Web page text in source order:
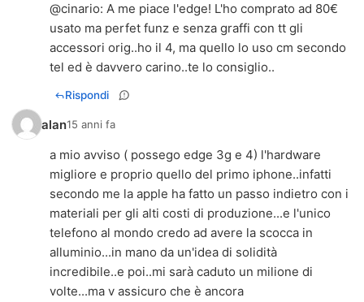
@cinario: A me piace l'edge! L'ho comprato ad 80€
usato ma perfet funz e senza graffi con tt gli
accessori orig..ho il 4, ma quello lo uso cm secondo
tel ed è davvero carino..te lo consiglio..
Rispondi
alan15 anni fa
a mio avviso ( possego edge 3g e 4) l'hardware
migliore e proprio quello del primo iphone..infatti
secondo me la apple ha fatto un passo indietro con i
materiali per gli alti costi di produzione...e l'unico
telefono al mondo credo ad avere la scocca in
alluminio...in mano da un'idea di solidità
incredibile..e poi..mi sarà caduto un milione di
volte...ma v assicuro che è ancora